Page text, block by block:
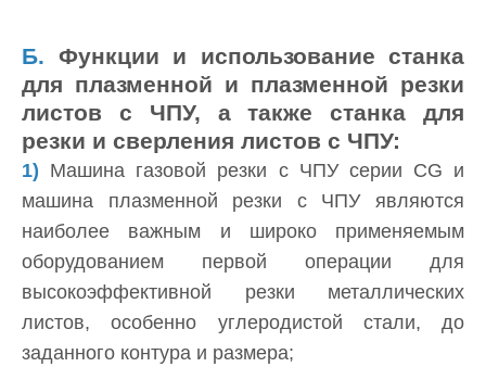
Б. Функции и использование станка
для плазменной и плазменной резки
листов с ЧПУ, а также станка для
резки и сверления листов с ЧПУ:
1) Машина газовой резки с ЧПУ серии CG и
машина плазменной резки с ЧПУ являются
наиболее важным и широко применяемым
оборудованием первой операции для
высокоэффективной резки металлических
листов, особенно углеродистой стали, до
заданного контура и размера;